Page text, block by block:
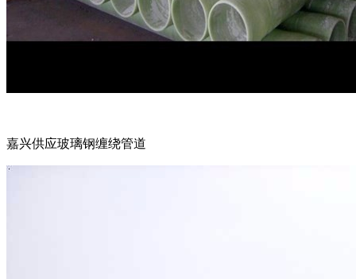
嘉兴供应玻璃钢缠绕管道